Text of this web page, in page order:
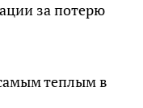
за потерю
теплым в